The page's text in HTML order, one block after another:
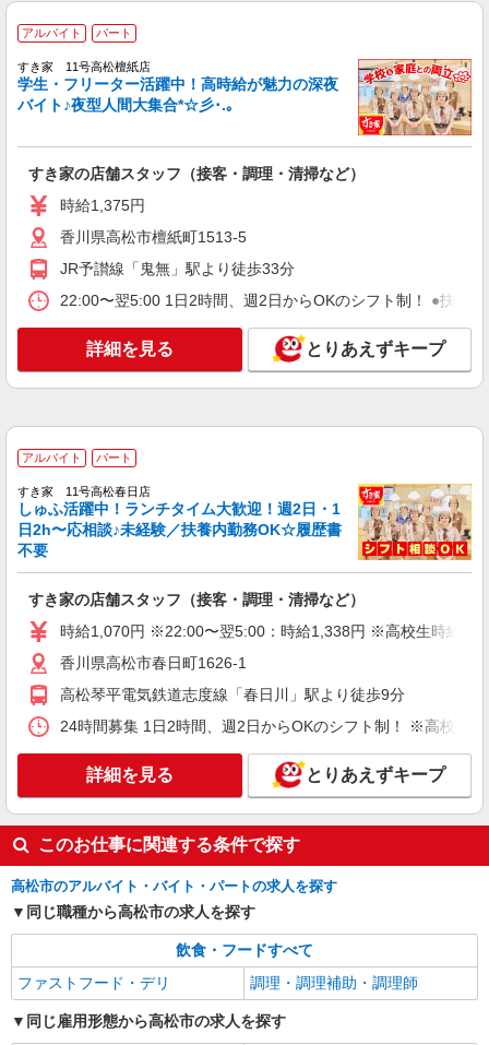
キープ 詳細を見る
すき家の店舗スタッフ（接客・調理・清掃な
ど）
香川県高松市檀紙町1513-5
キープ
パート
すき家 11号高松春日店
すき家の店舗スタッフ（接客・調理・清掃な
キープ 詳細を見る
すき家 高松中央IC店
すき家の店舗スタッフ（接客・調理・清掃な
時給1,100円 ※22:00〜翌5:00：時給1,375円 ※
高校生時給1,050円 ※早朝手当（5:00〜9:00）時給
香川県高松市木太町9区550-1
キープ 詳細を見る
アルバイト パート
すき家 11号高松屋島店
すき家の店舗スタッフ（接客・調理・清掃な
ど）
時給1,338円
香川県高松市高松町3009-9
キープ 詳細を見る
アルバイト パート
すき家 11号高松檀紙店
学生・フリーター活躍中！高時給が魅力の深夜
バイト♪夜型人間大集合*☆彡･.｡
すき家の店舗スタッフ（接客・調理・清掃など）
時給1,375円
香川県高松市檀紙町1513-5
JR予讃線「鬼無」駅より徒歩33分
22:00〜翌5:00 1日2時間、週2日からOKのシフト制！ ●扶養
詳細を見る とりあえずキープ
アルバイト パート
すき家 11号高松春日店
しゅふ活躍中！ランチタイム大歓迎！週2日・1
日2h〜応相談♪未経験／扶養内勤務OK☆履歴書
不要
すき家の店舗スタッフ（接客・調理・清掃など）
時給1,070円 ※22:00〜翌5:00：時給1,338円 ※高校生時給
香川県高松市春日町1626-1
高松琴平電気鉄道志度線「春日川」駅より徒歩9分
24時間募集 1日2時間、週2日からOKのシフト制！ ※高校生
詳細を見る とりあえずキープ
このお仕事に関連する条件で探す
高松市のアルバイト・バイト・パートの求人を探す
同じ職種から高松市の求人を探す
飲食・フードすべて
ファストフード・デリ
調理・調理補助・調理師
同じ雇用形態から高松市の求人を探す